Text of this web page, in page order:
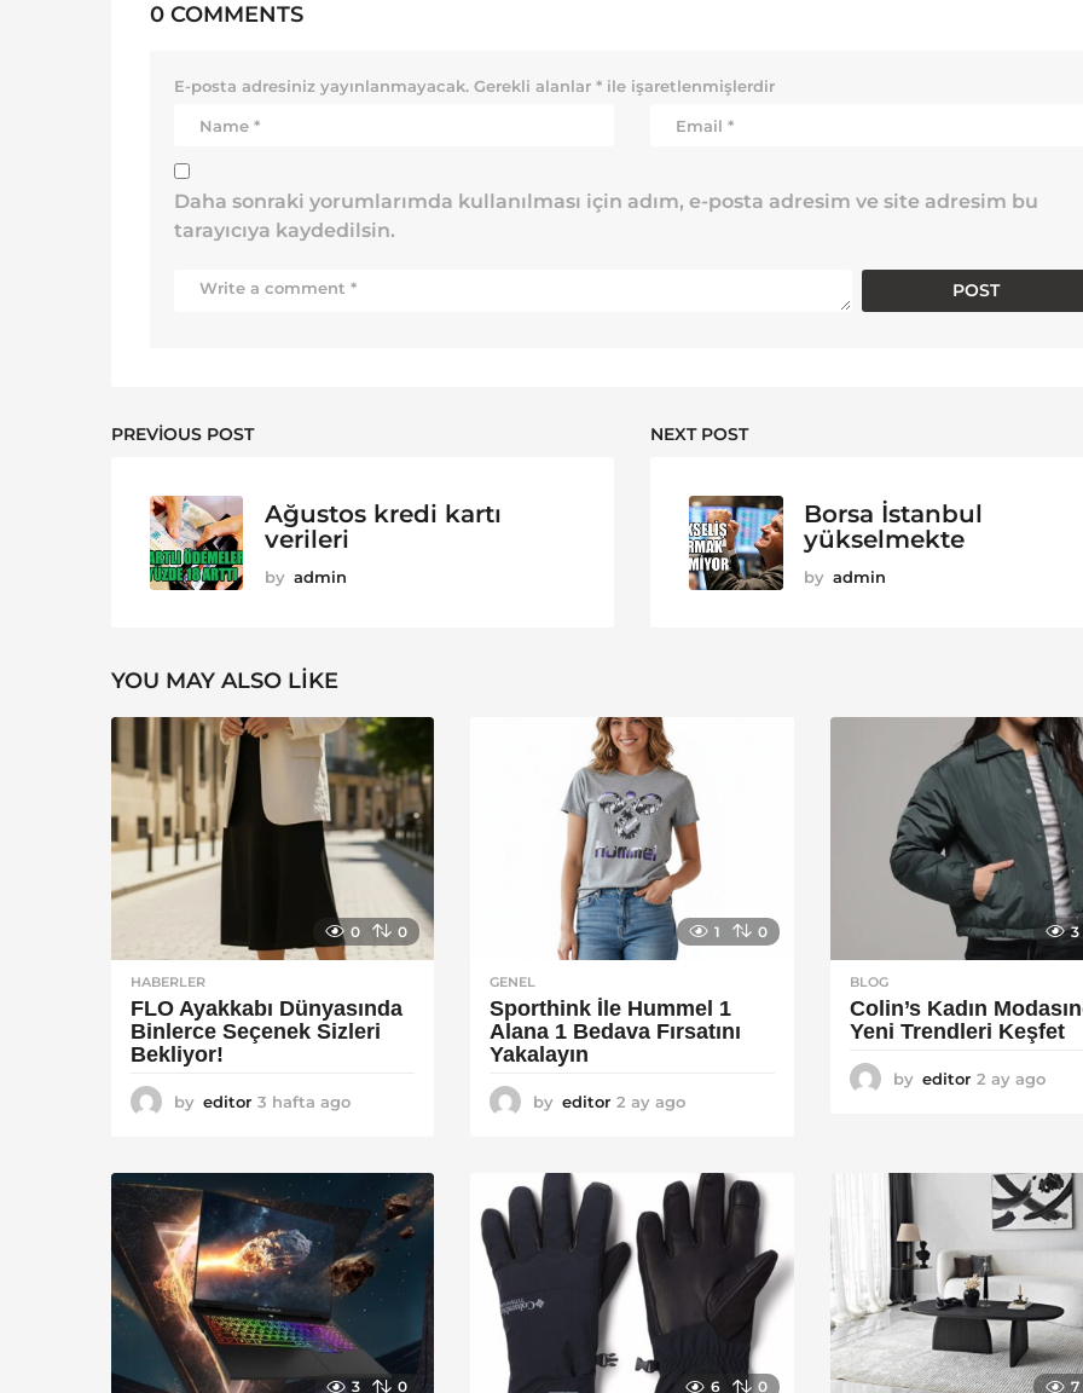
0 COMMENTS
E-posta adresiniz yayınlanmayacak. Gerekli alanlar * ile işaretlenmişlerdir
Daha sonraki yorumlarımda kullanılması için adım, e-posta adresim ve site adresim bu
tarayıcıya kaydedilsin.
PREVIOUS POST
Ağustos kredi kartı
verileri
by admin
NEXT POST
Borsa İstanbul
yükselmekte
by admin
YOU MAY ALSO LIKE
0 0
HABERLER
FLO Ayakkabı Dünyasında
Binlerce Seçenek Sizleri
Bekliyor!
by editor 3 hafta ago
a
1 0
GENEL
Sporthink İle Hummel 1
Alana 1 Bedava Fırsatını
Yakalayın
by editor 2 ay ago
g
o
3
BLOG
Colin’s Kadın
Yeni Trendleri Keşfet
by editor 2 ay ago3
g
o
3 0 6 0 7